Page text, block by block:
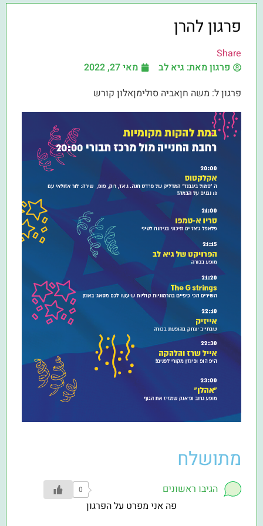
פרגון להרן
Share
פרגון מאת: גיא לב
מאי 27, 2022
פרגון ל: משה חןאביה סולימןאלון קורש
מתושלח
הגיבו ראשונים 0
פה אני מפרט על הפרגון